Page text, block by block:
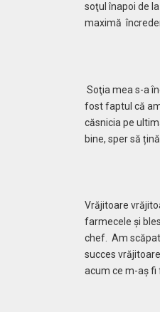
soţul înapoi de
maximă
Soţia mea s-a
fost faptul că
căsnicia pe
bine, sper să
Vrăjitoare
farmecele şi
chef. Am
succes
acum ce m-aş